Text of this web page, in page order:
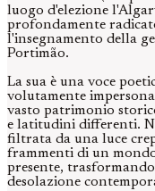
luogo d'elezione
profondamente
l'insegnamento della
Portimão.
La sua è una voce
volutamente
vasto patrimonio
e latitudini differenti.
filtrata da una luce
frammenti di un
presente,
desolazione